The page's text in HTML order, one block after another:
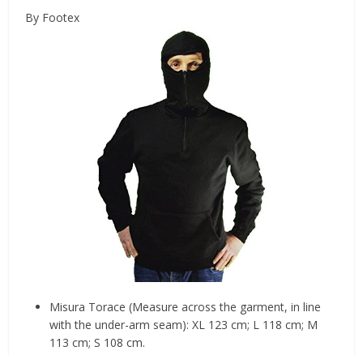
By Footex
Misura Torace (Measure across the garment, in line
with the under-arm seam): XL 123 cm; L 118 cm; M
113 cm; S 108 cm.